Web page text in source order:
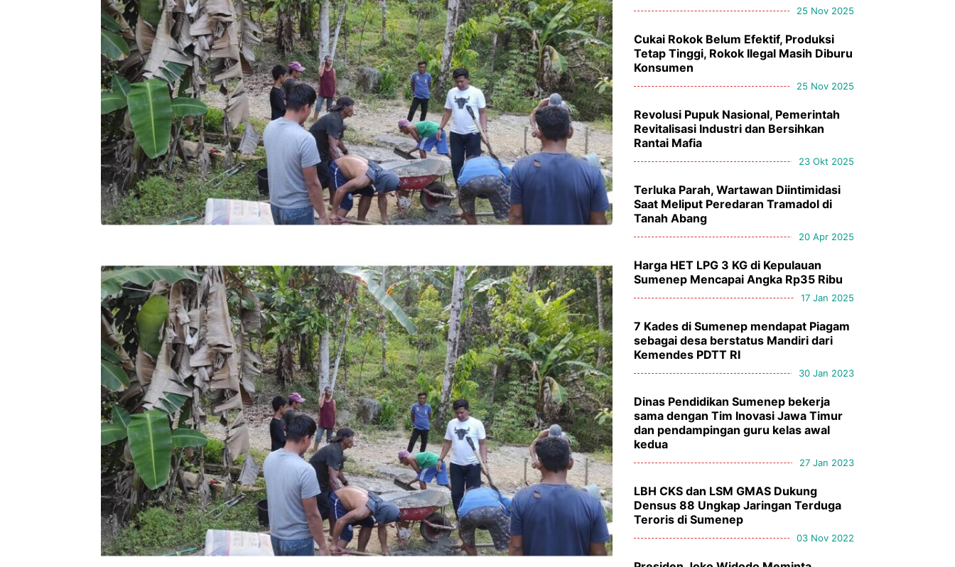
25 Nov 2025
Cukai Rokok Belum Efektif, Produksi
Tetap Tinggi, Rokok Ilegal Masih Diburu
Konsumen
25 Nov 2025
Revolusi Pupuk Nasional, Pemerintah
Revitalisasi Industri dan Bersihkan
Rantai Mafia
23 Okt 2025
Terluka Parah, Wartawan Diintimidasi
Saat Meliput Peredaran Tramadol di
Tanah Abang
20 Apr 2025
Harga HET LPG 3 KG di Kepulauan
Sumenep Mencapai Angka Rp35 Ribu
17 Jan 2025
7 Kades di Sumenep mendapat Piagam
sebagai desa berstatus Mandiri dari
Kemendes PDTT RI
30 Jan 2023
Dinas Pendidikan Sumenep bekerja
sama dengan Tim Inovasi Jawa Timur
dan pendampingan guru kelas awal
kedua
27 Jan 2023
LBH CKS dan LSM GMAS Dukung
Densus 88 Ungkap Jaringan Terduga
Teroris di Sumenep
03 Nov 2022